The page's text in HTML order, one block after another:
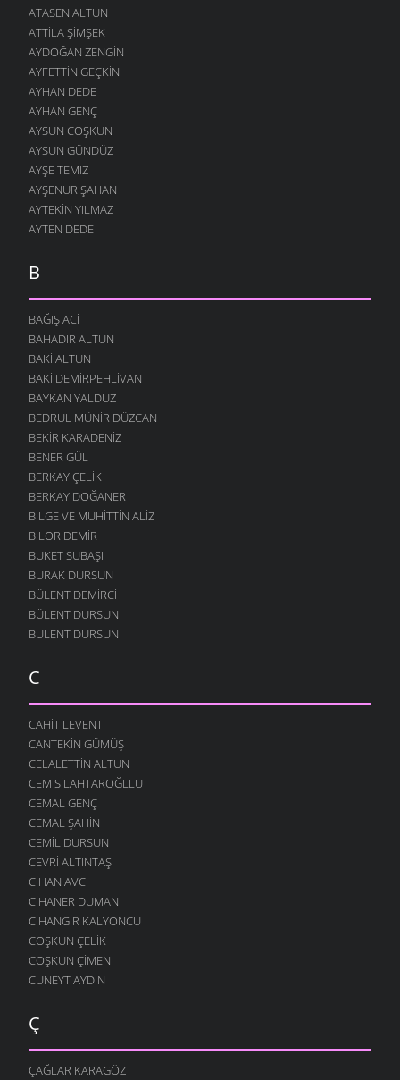
ATASEN ALTUN
ATTILA ŞIMŞEK
AYDOĞAN ZENGIN
AYFETTIN GEÇKIN
AYHAN DEDE
AYHAN GENÇ
AYSUN COŞKUN
AYSUN GÜNDÜZ
AYŞE TEMIZ
AYŞENUR ŞAHAN
AYTEKIN YILMAZ
AYTEN DEDE
B
BAĞIŞ ACI
BAHADIR ALTUN
BAKI ALTUN
BAKI DEMIRPEHLIVAN
BAYKAN YALDUZ
BEDRUL MÜNIR DÜZCAN
BEKIR KARADENIZ
BENER GÜL
BERKAY ÇELIK
BERKAY DOĞANER
BILGE VE MUHITTIN ALIZ
BILOR DEMIR
BUKET SUBAŞI
BURAK DURSUN
BÜLENT DEMIRCI
BÜLENT DURSUN
BÜLENT DURSUN
C
CAHIT LEVENT
CANTEKIN GÜMÜŞ
CELALETTIN ALTUN
CEM SILAHTAROĞLLU
CEMAL GENÇ
CEMAL ŞAHIN
CEMIL DURSUN
CEVRI ALTINTAŞ
CIHAN AVCI
CIHANER DUMAN
CIHANGIR KALYONCU
COŞKUN ÇELIK
COŞKUN ÇIMEN
CÜNEYT AYDIN
Ç
ÇAĞLAR KARAGÖZ